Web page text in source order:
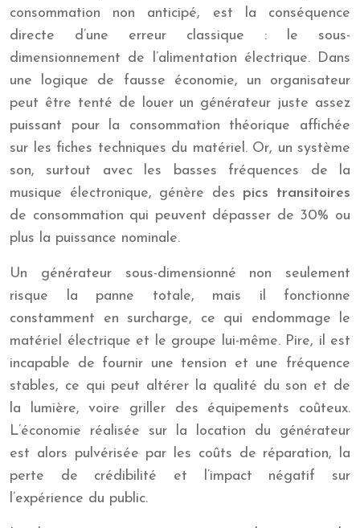
consommation non anticipé, est la conséquence
directe d’une erreur classique : le sous-
dimensionnement de l’alimentation électrique. Dans
une logique de fausse économie, un organisateur
peut être tenté de louer un générateur juste assez
puissant pour la consommation théorique affichée
sur les fiches techniques du matériel. Or, un système
son, surtout avec les basses fréquences de la
musique électronique, génère des pics transitoires
de consommation qui peuvent dépasser de 30% ou
plus la puissance nominale.
Un générateur sous-dimensionné non seulement
risque la panne totale, mais il fonctionne
constamment en surcharge, ce qui endommage le
matériel électrique et le groupe lui-même. Pire, il est
incapable de fournir une tension et une fréquence
stables, ce qui peut altérer la qualité du son et de
la lumière, voire griller des équipements coûteux.
L’économie réalisée sur la location du générateur
est alors pulvérisée par les coûts de réparation, la
perte de crédibilité et l’impact négatif sur
l’expérience du public.